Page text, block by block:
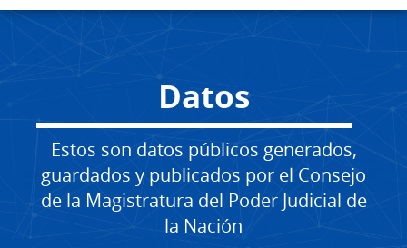
Datos
Estos son datos públicos generados,
guardados y publicados por el Consejo
de la Magistratura del Poder Judicial de
la Nación